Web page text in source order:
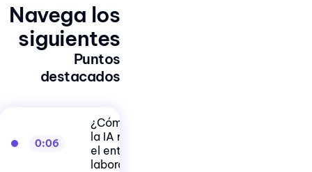
Navega los
siguientes
Puntos
destacados
0:06
¿Cómo puede
la IA mejorar
el entorno
laboral?